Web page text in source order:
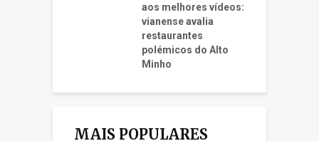
aos melhores vídeos:
vianense avalia
restaurantes
polémicos do Alto
Minho
MAIS POPULARES